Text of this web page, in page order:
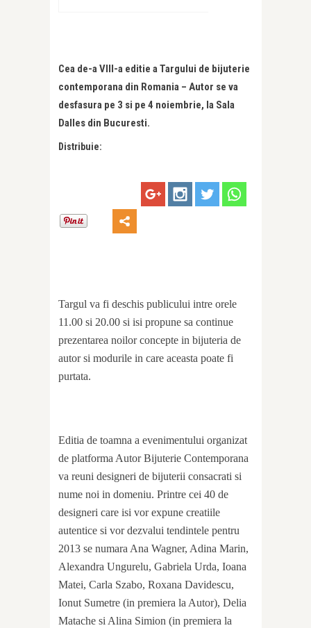
Cea de-a VIII-a editie a Targului de bijuterie
contemporana din Romania – Autor se va
desfasura pe 3 si pe 4 noiembrie, la Sala
Dalles din Bucuresti.
Distribuie:
Targul va fi deschis publicului intre orele
11.00 si 20.00 si isi propune sa continue
prezentarea noilor concepte in bijuteria de
autor si modurile in care aceasta poate fi
purtata.
Editia de toamna a evenimentului organizat
de platforma Autor Bijuterie Contemporana
va reuni designeri de bijuterii consacrati si
nume noi in domeniu. Printre cei 40 de
designeri care isi vor expune creatiile
autentice si vor dezvalui tendintele pentru
2013 se numara Ana Wagner, Adina Marin,
Alexandra Ungurelu, Gabriela Urda, Ioana
Matei, Carla Szabo, Roxana Davidescu,
Ionut Sumetre (in premiera la Autor), Delia
Matache si Alina Simion (in premiera la